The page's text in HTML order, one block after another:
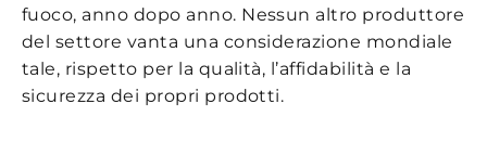
fuoco, anno dopo anno. Nessun altro produttore
del settore vanta una considerazione mondiale
tale, rispetto per la qualità, l’affidabilità e la
sicurezza dei propri prodotti.